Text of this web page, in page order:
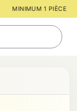
MINIMUM 1 PIÈCE